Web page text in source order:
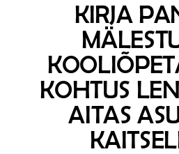
KIRJA
KOHTUS
AITAS